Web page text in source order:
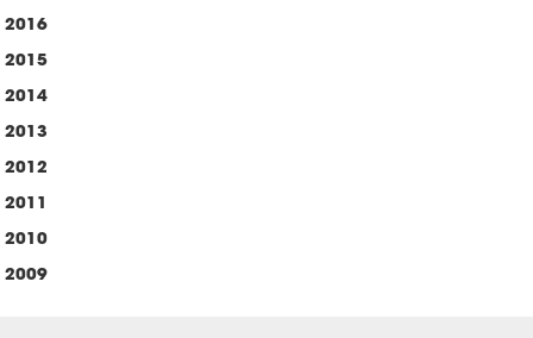
2016
2015
2014
2013
2012
2011
2010
2009